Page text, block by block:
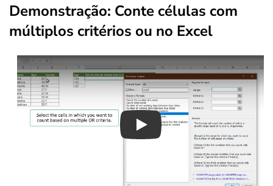
Demonstração: Conte células com
múltiplos critérios ou no Excel
Play